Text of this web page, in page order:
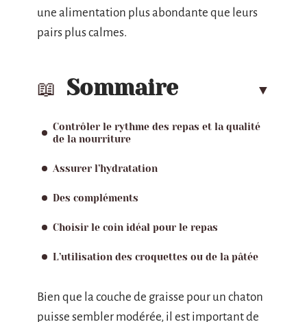
une alimentation plus abondante que leurs
pairs plus calmes.
Sommaire
Contrôler le rythme des repas et la qualité
de la nourriture
Assurer l’hydratation
Des compléments
Choisir le coin idéal pour le repas
L’utilisation des croquettes ou de la pâtée
Bien que la couche de graisse pour un chaton
puisse sembler modérée, il est important de